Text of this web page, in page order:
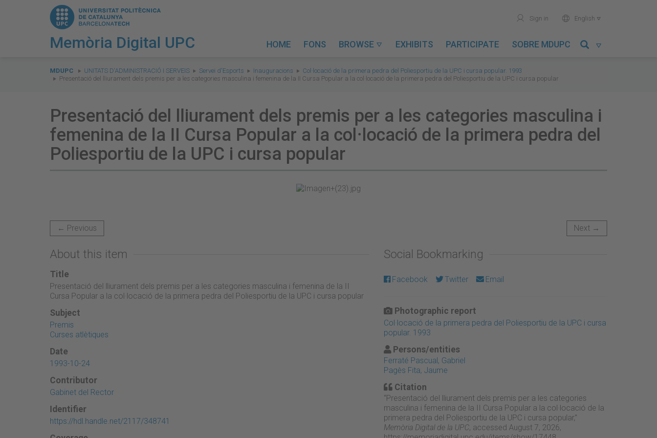
Memòria Digital UPC
user Sign in world English 
HOME FONS BROWSE  EXHIBITS PARTICIPATE SOBRE MDUPC 
are
here:
MDUPC UNITATS D'ADMINISTRACIÓ I SERVEIS Servei d'Esports Inauguracions
Col·locació de la primera pedra del Poliesportiu de la UPC i cursa popular. 1993
Presentació del lliurament dels premis per a les categories masculina i femenina de la II Cursa Popular a la col·locació de la primera pedra del Poliesportiu de la UPC i cursa popular
Presentació del lliurament dels premis per a les categories masculina i
femenina de la II Cursa Popular a la col·locació de la primera pedra del
Poliesportiu de la UPC i cursa popular
← Previous Next →
About this item
Title
Presentació del lliurament dels premis per a les categories masculina i femenina de la II
Cursa Popular a la col·locació de la primera pedra del Poliesportiu de la UPC i cursa popular
Subject
Premis
Curses atlètiques
Date
1993-10-24
Contributor
Gabinet del Rector
Identifier
https://hdl.handle.net/2117/348741
Social Bookmarking
Facebook Twitter Email
Photographic report
Col·locació de la primera pedra del Poliesportiu de la UPC i cursa
popular. 1993
Persons/entities
Ferraté Pascual, Gabriel
Pagès Fita, Jaume
Citation
“Presentació del lliurament dels premis per a les categories
masculina i femenina de la II Cursa Popular a la col·locació de la
primera pedra del Poliesportiu de la UPC i cursa popular,”
Memòria Digital de la UPC, accessed August 7, 2026,